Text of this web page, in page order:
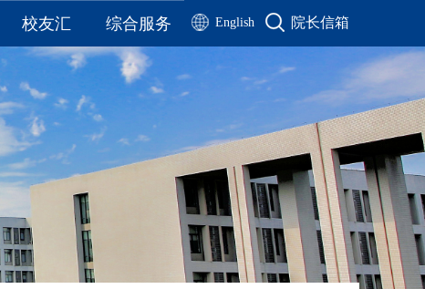
校友汇
校友名录
校友风采
工作动态
历届毕业生合影
联系我们
历届校友毕业季视频
综合服务
通知公告
公示公告
院务公开
办公流程
English 院长信箱